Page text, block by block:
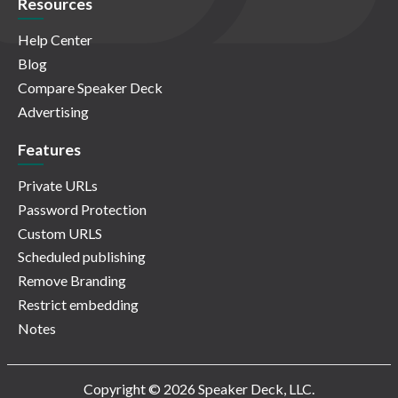
Resources
Help Center
Blog
Compare Speaker Deck
Advertising
Features
Private URLs
Password Protection
Custom URLS
Scheduled publishing
Remove Branding
Restrict embedding
Notes
Copyright © 2026 Speaker Deck, LLC.